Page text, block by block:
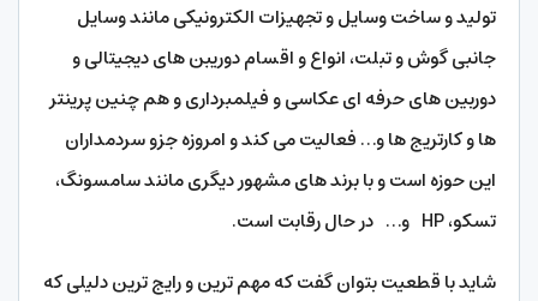
تولید و ساخت وسایل و تجهیزات الکترونیکی مانند وسایل
جانبی گوش و تبلت، انواع و اقسام دوریبن های دیجیتالی و
دوربین های حرفه ای عکاسی و فیلمبرداری و هم چنین پرینتر
ها و کارتریج ها و… فعالیت می کند و امروزه جزو سردمداران
این حوزه است و با برند های مشهور دیگری مانند سامسونگ،
تسکو، HP و… در حال رقابت است.
شاید با قطعیت بتوان گفت که مهم ترین و رایج ترین دلیلی که